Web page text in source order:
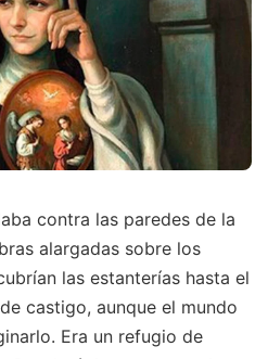
contra las paredes de la
alargadas sobre los
las estanterías hasta el
castigo, aunque el mundo
Era un refugio de